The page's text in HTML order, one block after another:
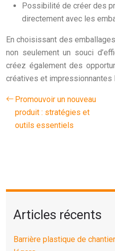
Possibilité de créer des
directement avec les
En choisissant des
non seulement un souci
créez également des
créatives et impressionnantes
Promouvoir un nouveau
produit : stratégies et
outils essentiels
Articles récents
Barrière plastique de